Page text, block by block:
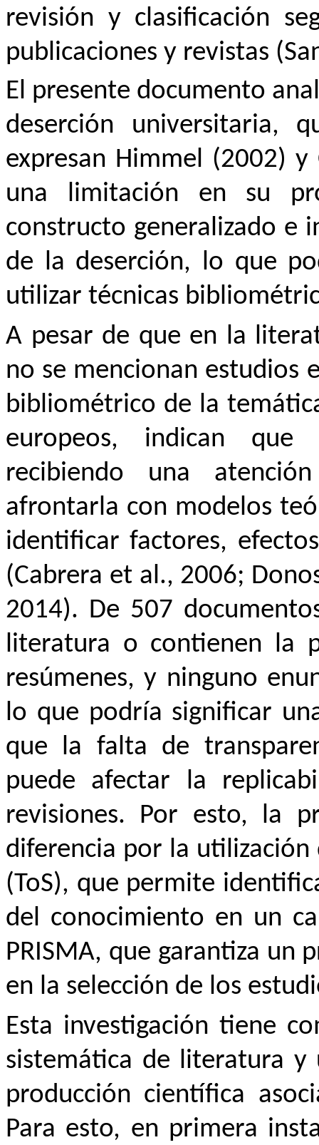
revisión y clasificación
publicaciones y revistas
El presente documento
deserción universitaria,
expresan Himmel (2002)
una limitación en su
constructo generalizado e
de la deserción, lo que
utilizar técnicas
A pesar de que en la
no se mencionan estudios
bibliométrico de la
europeos, indican
recibiendo una
afrontarla con modelos
identificar factores,
(Cabrera et al., 2006;
2014). De 507
literatura o contienen la
resúmenes, y ninguno
lo que podría significar
que la falta de
puede afectar la
revisiones. Por esto, la
diferencia por la utilización
(ToS), que permite
del conocimiento en un
PRISMA, que garantiza un
en la selección de los
Esta investigación tiene
sistemática de literatura
producción científica
Para esto, en primera